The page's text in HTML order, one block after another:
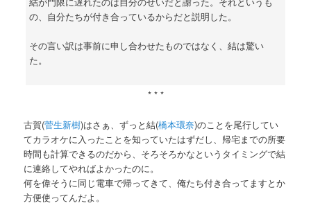
の、自分たちが付き合っているからだと説明した。
その言い訳は事前に申し合わせたものではなく、結は驚い
た。
* * *
古賀(菅生新樹)はさぁ、ずっと結(橋本環奈)のことを尾行してい
てカラオケに入ったことを知っていたはずだし、帰宅までの所要
時間も計算できるのだから、そろそろかなというタイミングで結
に連絡してやればよかったのに。
何を偉そうに同じ電車で帰ってきて、俺たち付き合ってますとか
方便使ってんだよ。